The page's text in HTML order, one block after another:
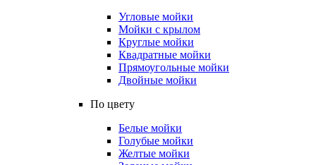
Угловые мойки
Мойки с крылом
Круглые мойки
Квадратные мойки
Прямоугольные мойки
Двойные мойки
По цвету
Белые мойки
Голубые мойки
Желтые мойки